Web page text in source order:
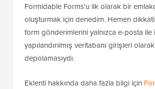
Formidable Forms'u ilk olarak bir
oluşturmak için denedim. Hemen
form gönderimlerini yalnızca e-posta ile
yapılandırılmış veritabanı girişleri olarak
depolamasıydı.
Eklenti hakkında daha fazla bilgi için